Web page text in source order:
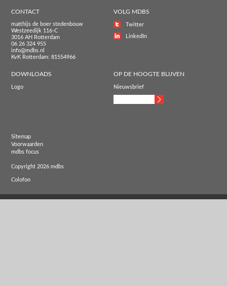
CONTACT
matthijs de boer stedenbouw
Westzeedijk 116-C
3016 AH Rotterdam
06 26 324 955
info@mdbs.nl
KvK Rotterdam: 81554966
VOLG MDBS
Twitter
LinkedIn
DOWNLOADS
Logo
OP DE HOOGTE BLIJVEN
Nieuwsbrief
Sitemap
Voorwaarden
mdbs focus
Copyright 2026 mdbs
Colofon